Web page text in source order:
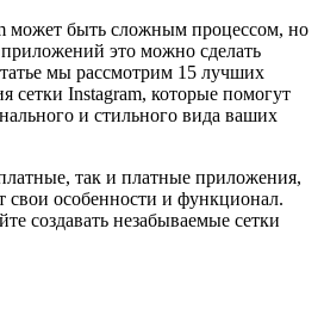
может быть сложным процессом, но
это можно сделать
мы рассмотрим 15 лучших
сетки Instagram, которые помогут
и стильного вида ваших
так и платные приложения,
свои особенности и функционал.
создавать незабываемые сетки